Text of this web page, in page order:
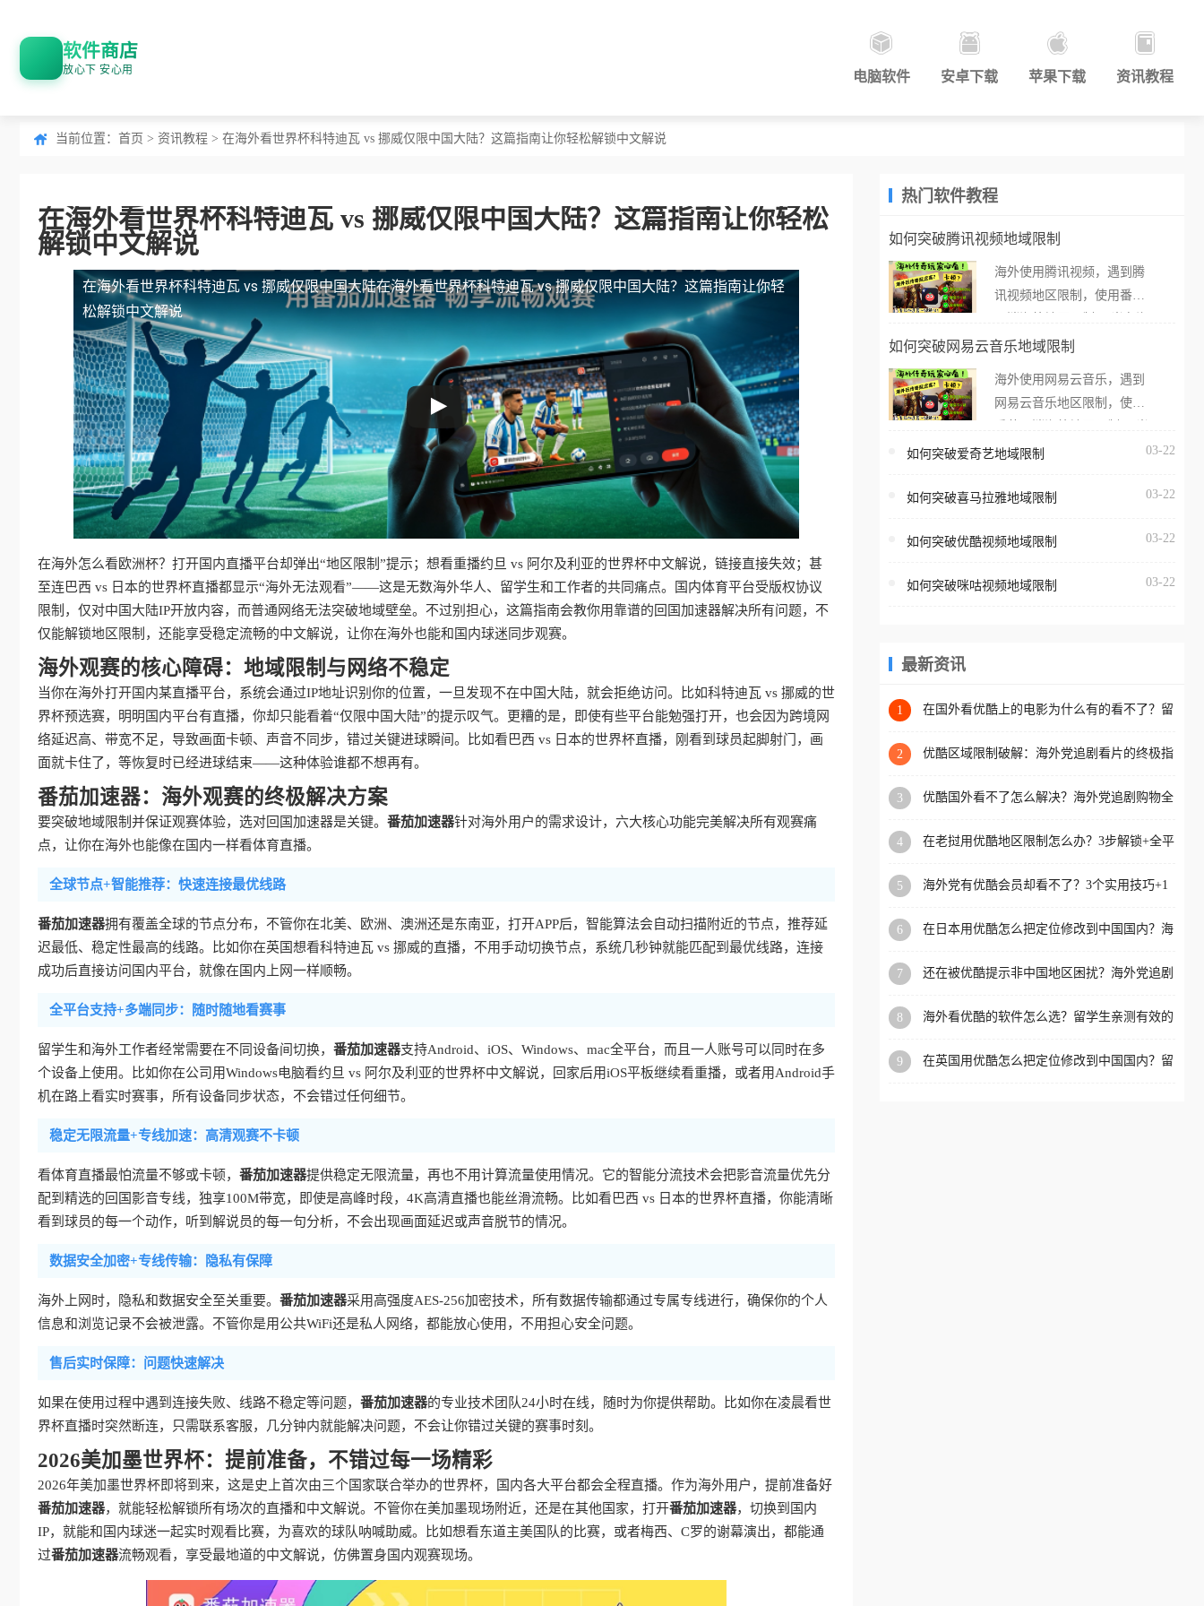
软件商店
放心下 安心用 电脑软件 安卓下载 苹果下载 资讯教程
当前位置： 首页 > 资讯教程 > 在海外看世界杯科特迪瓦 vs 挪威仅限中国大陆？这篇指南让你轻松解锁中文解说
在海外看世界杯科特迪瓦 vs 挪威仅限中国大陆？这篇指南让你轻松
解锁中文解说
在海外看世界杯科特迪瓦 vs 挪威仅限中国大陆在海外看世界杯科特迪瓦 vs 挪威仅限中国大陆？这篇指南让你轻
松解锁中文解说
在海外怎么看欧洲杯？打开国内直播平台却弹出“地区限制”提示；想看重播约旦 vs 阿尔及利亚的世界杯中文解说，链接直接失效；甚
至连巴西 vs 日本的世界杯直播都显示“海外无法观看”——这是无数海外华人、留学生和工作者的共同痛点。国内体育平台受版权协议
限制，仅对中国大陆IP开放内容，而普通网络无法突破地域壁垒。不过别担心，这篇指南会教你用靠谱的回国加速器解决所有问题，不
仅能解锁地区限制，还能享受稳定流畅的中文解说，让你在海外也能和国内球迷同步观赛。
海外观赛的核心障碍：地域限制与网络不稳定
当你在海外打开国内某直播平台，系统会通过IP地址识别你的位置，一旦发现不在中国大陆，就会拒绝访问。比如科特迪瓦 vs 挪威的世
界杯预选赛，明明国内平台有直播，你却只能看着“仅限中国大陆”的提示叹气。更糟的是，即使有些平台能勉强打开，也会因为跨境网
络延迟高、带宽不足，导致画面卡顿、声音不同步，错过关键进球瞬间。比如看巴西 vs 日本的世界杯直播，刚看到球员起脚射门，画
面就卡住了，等恢复时已经进球结束——这种体验谁都不想再有。
番茄加速器：海外观赛的终极解决方案
要突破地域限制并保证观赛体验，选对回国加速器是关键。 番茄加速器针对海外用户的需求设计，六大核心功能完美解决所有观赛痛
点，让你在海外也能像在国内一样看体育直播。
全球节点+智能推荐：快速连接最优线路
番茄加速器拥有覆盖全球的节点分布，不管你在北美、欧洲、澳洲还是东南亚，打开APP后，智能算法会自动扫描附近的节点，推荐延
迟最低、稳定性最高的线路。比如你在英国想看科特迪瓦 vs 挪威的直播，不用手动切换节点，系统几秒钟就能匹配到最优线路，连接
成功后直接访问国内平台，就像在国内上网一样顺畅。
全平台支持+多端同步：随时随地看赛事
留学生和海外工作者经常需要在不同设备间切换， 番茄加速器支持Android、iOS、Windows、mac全平台，而且一人账号可以同时在多
个设备上使用。比如你在公司用Windows电脑看约旦 vs 阿尔及利亚的世界杯中文解说，回家后用iOS平板继续看重播，或者用Android手
机在路上看实时赛事，所有设备同步状态，不会错过任何细节。
稳定无限流量+专线加速：高清观赛不卡顿
看体育直播最怕流量不够或卡顿， 番茄加速器提供稳定无限流量，再也不用计算流量使用情况。它的智能分流技术会把影音流量优先分
配到精选的回国影音专线，独享100M带宽，即使是高峰时段，4K高清直播也能丝滑流畅。比如看巴西 vs 日本的世界杯直播，你能清晰
看到球员的每一个动作，听到解说员的每一句分析，不会出现画面延迟或声音脱节的情况。
数据安全加密+专线传输：隐私有保障
海外上网时，隐私和数据安全至关重要。 番茄加速器采用高强度AES-256加密技术，所有数据传输都通过专属专线进行，确保你的个人
信息和浏览记录不会被泄露。不管你是用公共WiFi还是私人网络，都能放心使用，不用担心安全问题。
售后实时保障：问题快速解决
如果在使用过程中遇到连接失败、线路不稳定等问题， 番茄加速器的专业技术团队24小时在线，随时为你提供帮助。比如你在凌晨看世
界杯直播时突然断连，只需联系客服，几分钟内就能解决问题，不会让你错过关键的赛事时刻。
2026美加墨世界杯：提前准备，不错过每一场精彩
2026年美加墨世界杯即将到来，这是史上首次由三个国家联合举办的世界杯，国内各大平台都会全程直播。作为海外用户，提前准备好
番茄加速器，就能轻松解锁所有场次的直播和中文解说。不管你在美加墨现场附近，还是在其他国家，打开番茄加速器，切换到国内
IP，就能和国内球迷一起实时观看比赛，为喜欢的球队呐喊助威。比如想看东道主美国队的比赛，或者梅西、C罗的谢幕演出，都能通
过番茄加速器流畅观看，享受最地道的中文解说，仿佛置身国内观赛现场。
热门软件教程
如何突破腾讯视频地域限制
海外使用腾讯视频，遇到腾
讯视频地区限制，使用番茄
外打开腾讯视频，却突然弹
地区无法播放”的提示语。
海外用户如香港、澳门、台
亚、欧洲等国家和地区时，
台一样，出现地区及版权限
地区播放。 遇到这个问题的
区工作、留学、定居等，都
权限制所困扰。
如何突破网易云音乐地域限制
海外使用网易云音乐，遇到
网易云音乐地区限制，使用
在海外打开网易云音乐，却
所在的地区无法播放”的提示
门、台湾、美国、加拿大、
区时，网易云音乐也会像其
回国加速器，即可解决「海
版权限制」的问题，无论人
国、加拿大、澳大利亚、欧
学、定居等，都可以使用，
扰。
如何突破爱奇艺地域限制 03-22
如何突破喜马拉雅地域限制 03-22
如何突破优酷视频地域限制 03-22
如何突破咪咕视频地域限制 03-22
最新资讯
1
在国外看优酷上的电影为什么有的看不了？留
2
优酷区域限制破解：海外党追剧看片的终极指
3
优酷国外看不了怎么解决？海外党追剧购物全
4
在老挝用优酷地区限制怎么办？3步解锁+全平
5
海外党有优酷会员却看不了？3个实用技巧+1
6
在日本用优酷怎么把定位修改到中国国内？海
7
还在被优酷提示非中国地区困扰？海外党追剧
8
海外看优酷的软件怎么选？留学生亲测有效的
9
在英国用优酷怎么把定位修改到中国国内？留